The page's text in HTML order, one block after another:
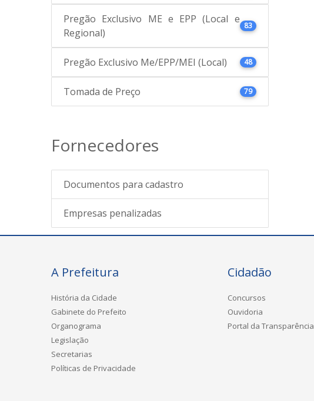
Pregão Exclusivo ME e EPP (Local e
Regional)
83
Pregão Exclusivo Me/EPP/MEI (Local) 48
Tomada de Preço 79
Fornecedores
Documentos para cadastro
Empresas penalizadas
A Prefeitura
História da Cidade
Gabinete do Prefeito
Organograma
Legislação
Secretarias
Políticas de Privacidade
Cidadão
Concursos
Ouvidoria
Portal da Transparência